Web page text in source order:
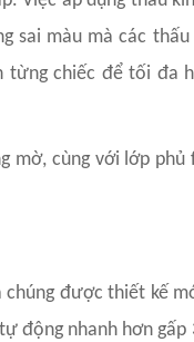
sai màu mà các thấu
chiếc để tối đa
mờ, cùng với lớp
được thiết kế
động nhanh hơn gấp